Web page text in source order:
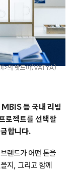
>의 밧드야(VATYA)
등 국내 리빙
로젝트를 선택할
합니다.
랜드가 어떤 톤을
지, 그리고 함께